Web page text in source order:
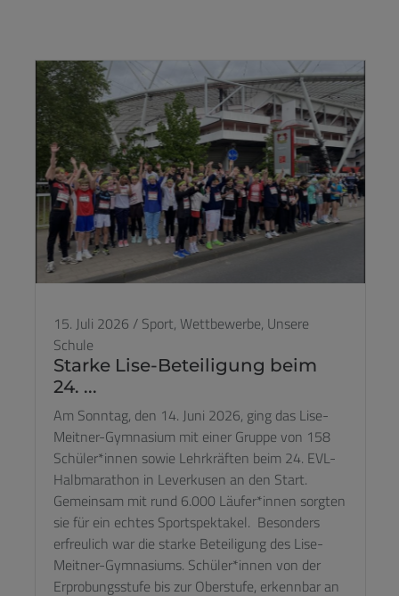
15. Juli 2026 / Sport, Wettbewerbe, Unsere
Schule
Starke Lise-Beteiligung beim
24. ...
Am Sonntag, den 14. Juni 2026, ging das Lise-
Meitner-Gymnasium mit einer Gruppe von 158
Schüler*innen sowie Lehrkräften beim 24. EVL-
Halbmarathon in Leverkusen an den Start.
Gemeinsam mit rund 6.000 Läufer*innen sorgten
sie für ein echtes Sportspektakel. Besonders
erfreulich war die starke Beteiligung des Lise-
Meitner-Gymnasiums. Schüler*innen von der
Erprobungsstufe bis zur Oberstufe, erkennbar an